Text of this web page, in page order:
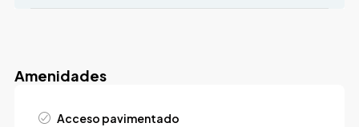
Amenidades
Acceso pavimentado